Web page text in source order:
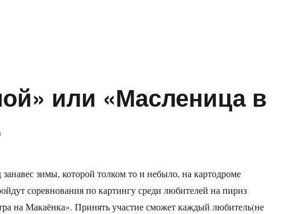
или «Масленица в
занавес зимы, которой толком то и небыло, на картодроме
соревнования по картингу среди любителей на пириз
на Макаёнка». Принять участие сможет каждый любитель(не